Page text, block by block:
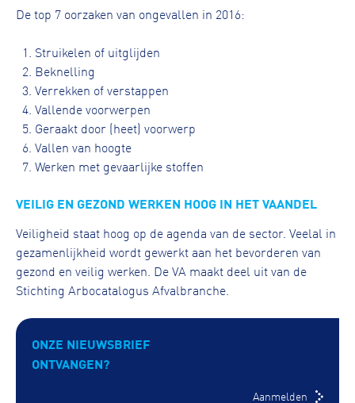
De top 7 oorzaken van ongevallen in 2016:
Struikelen of uitglijden
Beknelling
Verrekken of verstappen
Vallende voorwerpen
Geraakt door (heet) voorwerp
Vallen van hoogte
Werken met gevaarlijke stoffen
VEILIG EN GEZOND WERKEN HOOG IN HET VAANDEL
Veiligheid staat hoog op de agenda van de sector. Veelal in
gezamenlijkheid wordt gewerkt aan het bevorderen van
gezond en veilig werken. De VA maakt deel uit van de
Stichting Arbocatalogus Afvalbranche.
ONZE NIEUWSBRIEF
ONTVANGEN?
Aanmelden